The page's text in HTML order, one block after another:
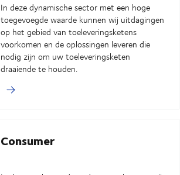
In deze dynamische sector met een hoge
toegevoegde waarde kunnen wij uitdagingen
op het gebied van toeleveringsketens
voorkomen en de oplossingen leveren die
nodig zijn om uw toeleveringsketen
draaiende te houden.
Consumer